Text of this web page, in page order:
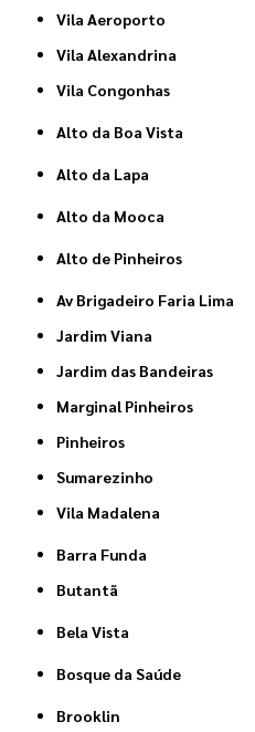
Vila Aeroporto
Vila Alexandrina
Vila Congonhas
Alto da Boa Vista
Alto da Lapa
Alto da Mooca
Alto de Pinheiros
Av Brigadeiro Faria Lima
Jardim Viana
Jardim das Bandeiras
Marginal Pinheiros
Pinheiros
Sumarezinho
Vila Madalena
Barra Funda
Butantã
Bela Vista
Bosque da Saúde
Brooklin